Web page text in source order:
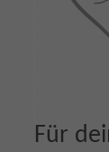
Für